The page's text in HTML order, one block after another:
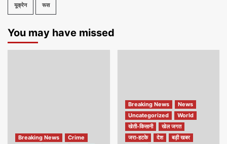
यूक्रेन रूस
You may have missed
Breaking News
Crime
Breaking News
News
Uncategorized
World
खेती-किसानी
खेल जगत
जरा-हटके
देश
बड़ी खबर